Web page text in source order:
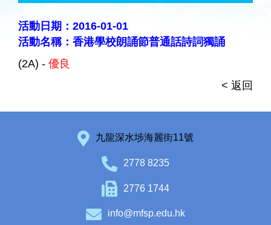
活動日期：2016-01-01
活動名稱：香港學校朗誦節普通話詩詞獨誦
(2A) - 優良
< 返回
九龍深水埗海麗街11號
2778 8235
2776 1744
info@mfsp.edu.hk